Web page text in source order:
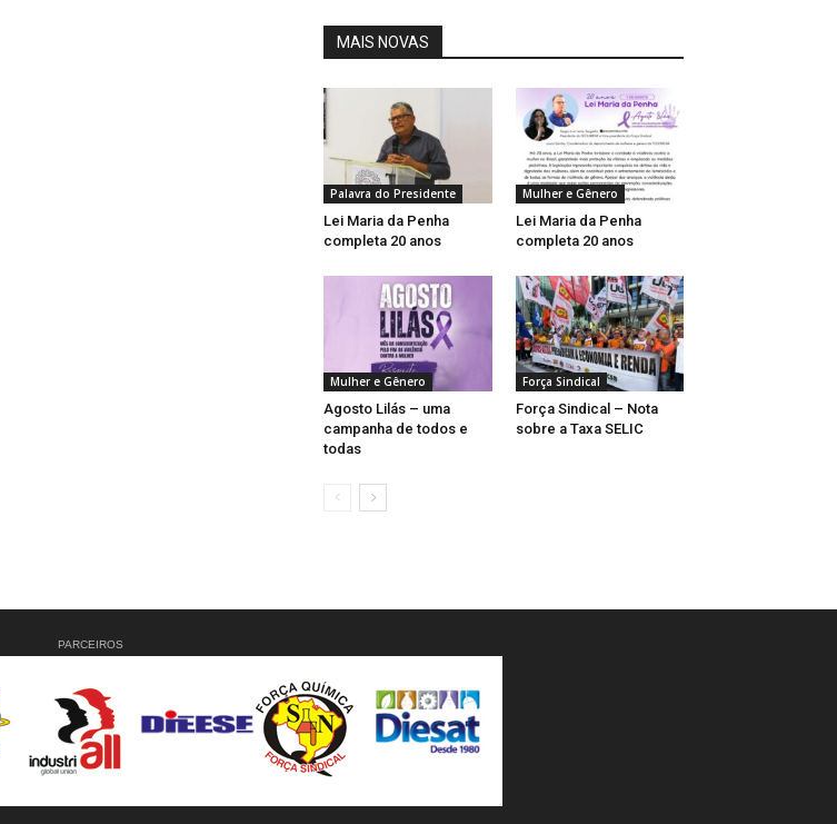
MAIS NOVAS
Palavra do Presidente
Lei Maria da Penha
completa 20 anos
Mulher e Gênero
Lei Maria da Penha
completa 20 anos
Mulher e Gênero
Agosto Lilás – uma
campanha de todos e
todas
Força Sindical
Força Sindical – Nota
sobre a Taxa SELIC
PARCEIROS